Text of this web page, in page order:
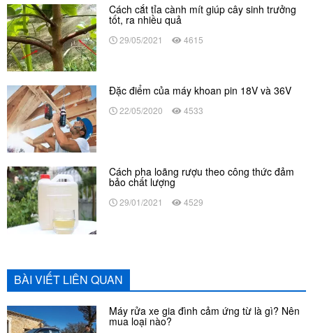
Cách cắt tỉa cành mít giúp cây sinh trưởng
tốt, ra nhiều quả
29/05/2021 4615
Đặc điểm của máy khoan pin 18V và 36V
22/05/2020 4533
Cách pha loãng rượu theo công thức đảm
bảo chất lượng
29/01/2021 4529
BÀI VIẾT LIÊN QUAN
Máy rửa xe gia đình cảm ứng từ là gì? Nên
mua loại nào?